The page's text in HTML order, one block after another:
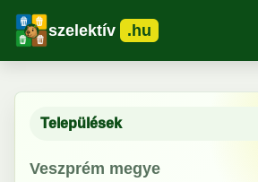
szelektív .hu
Települések
Veszprém megye